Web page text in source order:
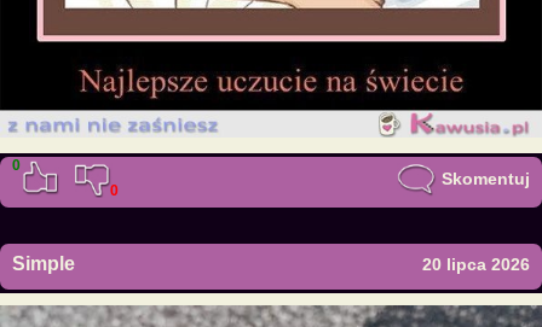
0
0
Skomentuj
Simple 20 lipca 2026